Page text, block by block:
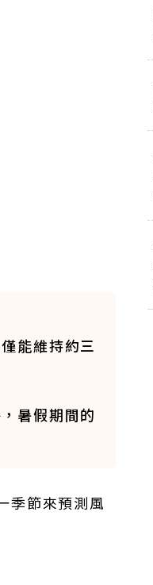
能維持約三
暑假期間的
季節來預測風